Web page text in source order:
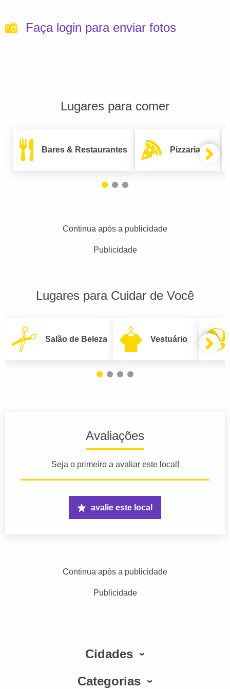
Faça login para enviar fotos
Lugares para comer
Bares & Restaurantes Pizzarias
Continua após a publicidade
Publicidade
Lugares para Cuidar de Você
Salão de Beleza Vestuário
Avaliações
Seja o primeiro a avaliar este local!
avalie este local
Continua após a publicidade
Publicidade
Cidades
Categorias